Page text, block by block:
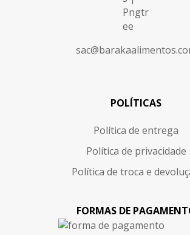
POLÍTICAS
Política de entrega
Política de privacidade
Política de troca e
FORMAS DE